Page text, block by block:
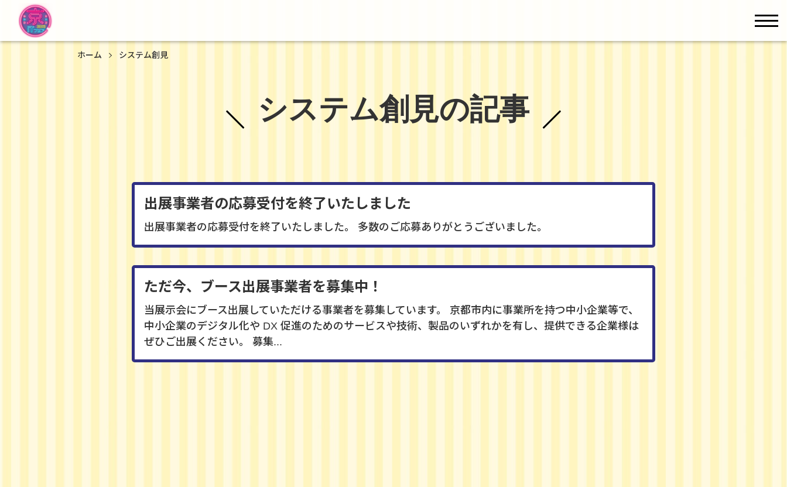
ホーム システム創見
システム創見の記事
出展事業者の応募受付を終了いたしました
出展事業者の応募受付を終了いたしました。 多数のご応募ありがとうございました。
ただ今、ブース出展事業者を募集中！
当展示会にブース出展していただける事業者を募集しています。 京都市内に事業所を持つ中小企業等で、
中小企業のデジタル化や DX 促進のためのサービスや技術、製品のいずれかを有し、提供できる企業様は
ぜひご出展ください。 募集...